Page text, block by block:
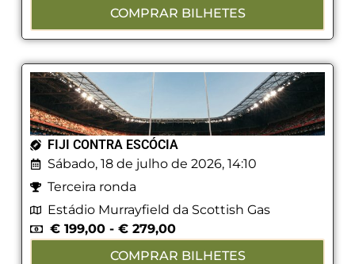
COMPRAR BILHETES
FIJI CONTRA ESCÓCIA
Sábado, 18 de julho de 2026, 14:10
Terceira ronda
Estádio Murrayfield da Scottish Gas
€199,00 - €279,00
COMPRAR BILHETES